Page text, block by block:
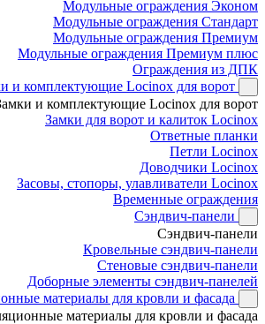
Модульные ограждения Эконом
Модульные ограждения Стандарт
Модульные ограждения Премиум
Модульные ограждения Премиум плюс
Ограждения из ДПК
и комплектующие Locinox для ворот
и комплектующие Locinox для ворот
Замки для ворот и калиток Locinox
Ответные планки
Петли Locinox
Доводчики Locinox
Засовы, стопоры, улавливатели Locinox
Временные ограждения
Сэндвич-панели
Сэндвич-панели
Кровельные сэндвич-панели
Стеновые сэндвич-панели
Доборные элементы сэндвич-панелей
материалы для кровли и фасада
материалы для кровли и фасада